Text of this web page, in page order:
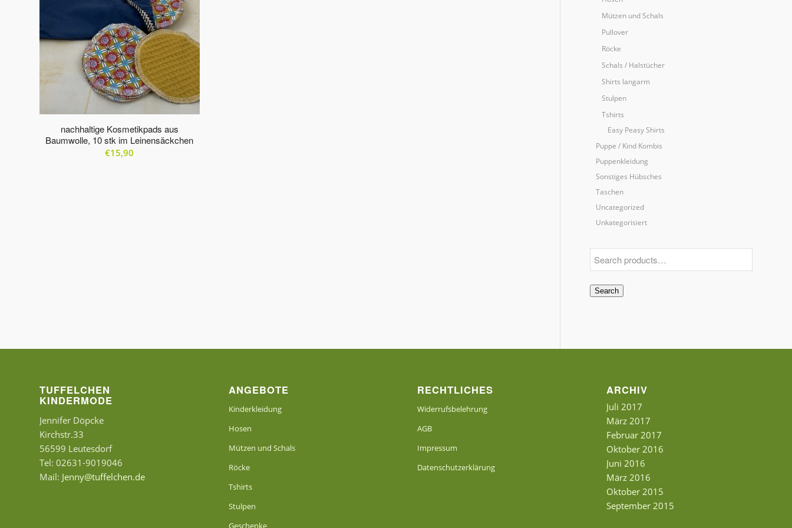
Reihenfolge
zu
sortieren
nachhaltige Kosmetikpads aus
Baumwolle, 10 stk im Leinensäckchen
€15,90
Mützen und Schals
Pullover
Röcke
Schals / Halstücher
Shirts langarm
Stulpen
Tshirts
Easy Peasy Shirts
Puppe / Kind Kombis
Puppenkleidung
Sonstiges Hübsches
Taschen
Uncategorized
Unkategorisiert
Search
TUFFELCHEN
KINDERMODE
Jennifer Döpcke
Kirchstr.33
56599 Leutesdorf
Tel: 02631-9019046
Mail: Jenny@tuffelchen.de
ANGEBOTE
Kinderkleidung
Hosen
Mützen und Schals
Röcke
Tshirts
Stulpen
Geschenke
RECHTLICHES
Widerrufsbelehrung
AGB
Impressum
Datenschutzerklärung
ARCHIV
Juli 2017
März 2017
Februar 2017
Oktober 2016
Juni 2016
März 2016
Oktober 2015
September 2015